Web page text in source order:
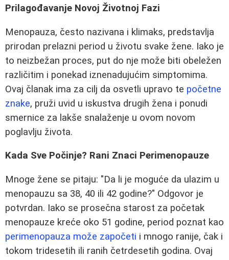
Prilagođavanje Novoj Životnoj Fazi
Menopauza, često nazivana i klimaks, predstavlja
prirodan prelazni period u životu svake žene. Iako je
to neizbežan proces, put do nje može biti obeležen
različitim i ponekad iznenadujućim simptomima.
Ovaj članak ima za cilj da osvetli upravo te početne
znake, pruži uvid u iskustva drugih žena i ponudi
smernice za lakše snalaženje u ovom novom
poglavlju života.
Kada Sve Počinje? Rani Znaci Perimenopauze
Mnoge žene se pitaju: "Da li je moguće da ulazim u
menopauzu sa 38, 40 ili 42 godine?" Odgovor je
potvrdan. Iako se prosečna starost za početak
menopauze kreće oko 51 godine, period poznat kao
perimenopauza može započeti i mnogo ranije, čak i
tokom tridesetih ili ranih četrdesetih godina. Ovaj